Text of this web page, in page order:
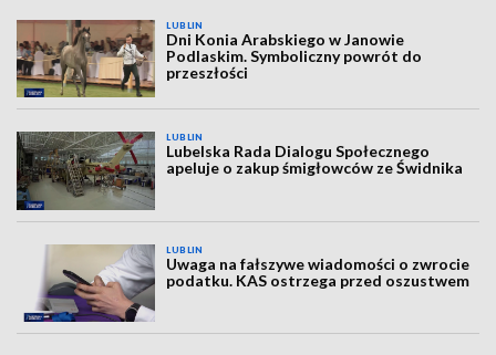
LUBLIN
Dni Konia Arabskiego w Janowie
Podlaskim. Symboliczny powrót do
przeszłości
LUBLIN
Lubelska Rada Dialogu Społecznego
apeluje o zakup śmigłowców ze Świdnika
LUBLIN
Uwaga na fałszywe wiadomości o zwrocie
podatku. KAS ostrzega przed oszustwem